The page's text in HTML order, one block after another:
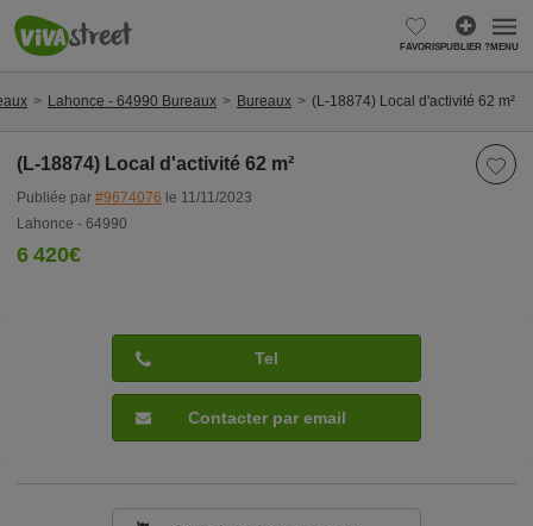
FAVORISPUBLIER ?MENU
Lahonce - 64990 Bureaux Bureaux (L-18874) Local d'activité 62 m²
(L-18874) Local d'activité 62 m²
Publiée par #9674076 le 11/11/2023
Lahonce - 64990
6 420€
Tel
Contacter par email